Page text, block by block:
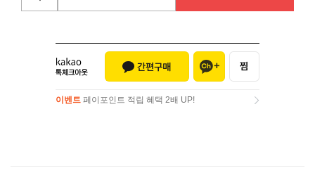
이벤트 페이포인트 적립 혜택 2배 UP!